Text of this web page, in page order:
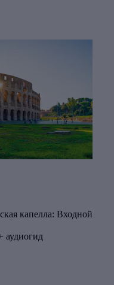
капелла: Входной
аудиогид